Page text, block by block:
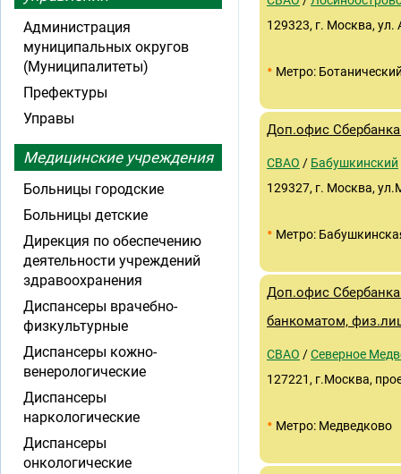
129323, г. Москва, ул.
• Метро:
Доп.офис
СВАО / Бабушкинский
129327, г. Москва,
• Метро:
Доп.офис
банкоматом,
СВАО /Северное
127221, г.Москва,
• Метро: Медведково
Администрация
муниципальных округов
(Муниципалитеты)
Префектуры
Управы
Медицинские учреждения
Больницы городские
Больницы детские
Дирекция по обеспечению
деятельности учреждений
здравоохранения
Диспансеры врачебно-
физкультурные
Диспансеры кожно-
венерологические
Диспансеры
наркологические
Диспансеры
онкологические